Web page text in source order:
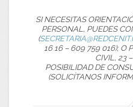
SI NECESITAS
PERSONAL, PUEDES
(
16 16 – 609 759 016); O
CIVIL, 23
POSIBILIDAD DE
(SOLICÍTANOS